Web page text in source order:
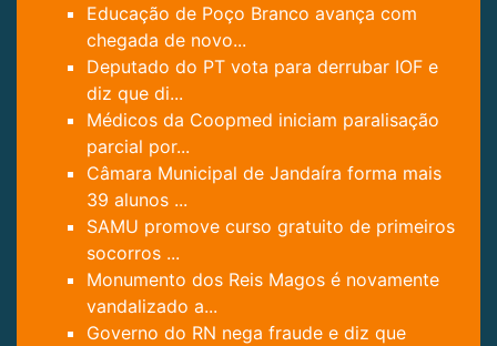
Educação de Poço Branco avança com
chegada de novo...
Deputado do PT vota para derrubar IOF e
diz que di...
Médicos da Coopmed iniciam paralisação
parcial por...
Câmara Municipal de Jandaíra forma mais
39 alunos ...
SAMU promove curso gratuito de primeiros
socorros ...
Monumento dos Reis Magos é novamente
vandalizado a...
Governo do RN nega fraude e diz que